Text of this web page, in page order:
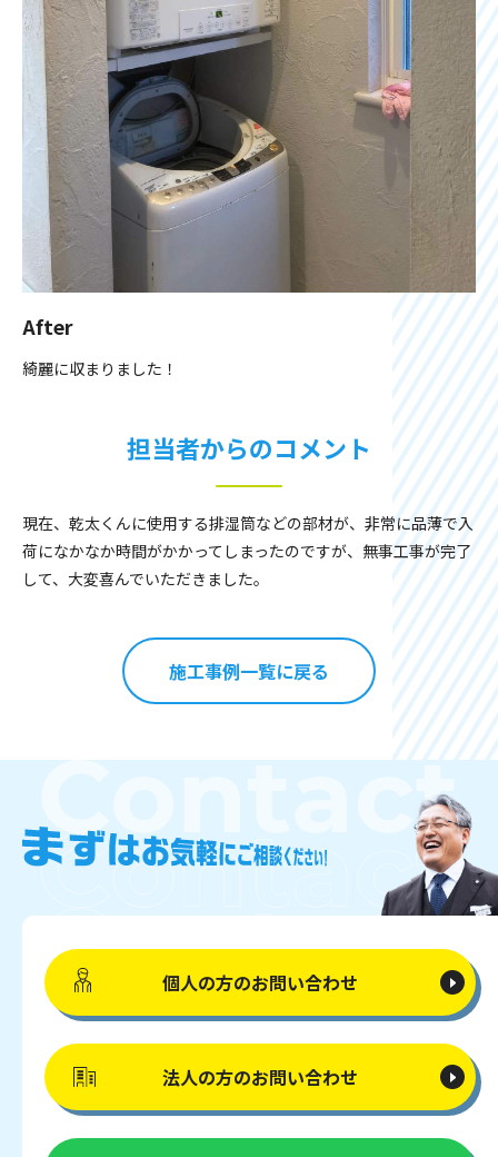
After
綺麗に収まりました！
担当者からのコメント
現在、乾太くんに使用する排湿筒などの部材が、非常に品薄で入
荷になかなか時間がかかってしまったのですが、無事工事が完了
して、大変喜んでいただきました。
施工事例一覧に戻る
個人の方のお問い合わせ
法人の方のお問い合わせ